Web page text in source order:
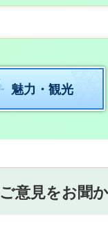
魅力・観光
意見をお聞